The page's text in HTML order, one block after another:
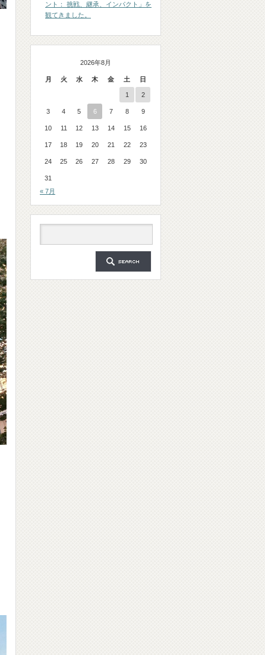
ント： 挑戦、継承、インパクト」を
観てきました。
2026年8月
月 火 水 木 金 土 日
1 2
3 4 5 6 7 8 9
10 11 12 13 14 15 16
17 18 19 20 21 22 23
24 25 26 27 28 29 30
31
« 7月